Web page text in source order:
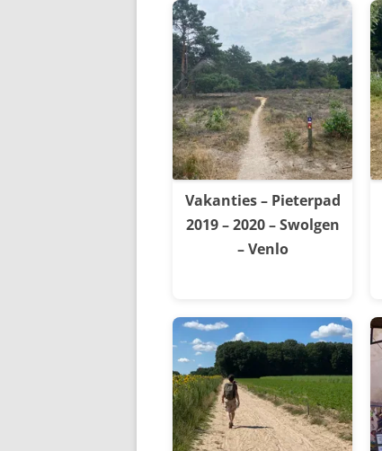
Vakanties – Pieterpad
2019 – 2020 – Swolgen
– Venlo